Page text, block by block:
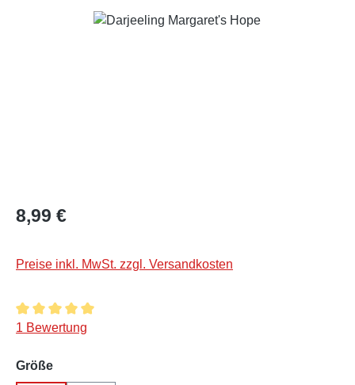
Bildergalerie überspringen
Regulärer Preis:
8,99 €
Preise inkl. MwSt. zzgl. Versandkosten
Durchschnittliche Bewertung von 5 von 5 Sternen
1 Bewertung
Größeauswählen